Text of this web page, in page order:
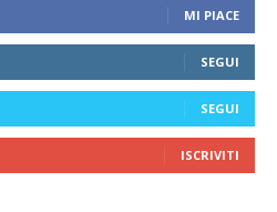
MI PIACE
SEGUI
SEGUI
ISCRIVITI